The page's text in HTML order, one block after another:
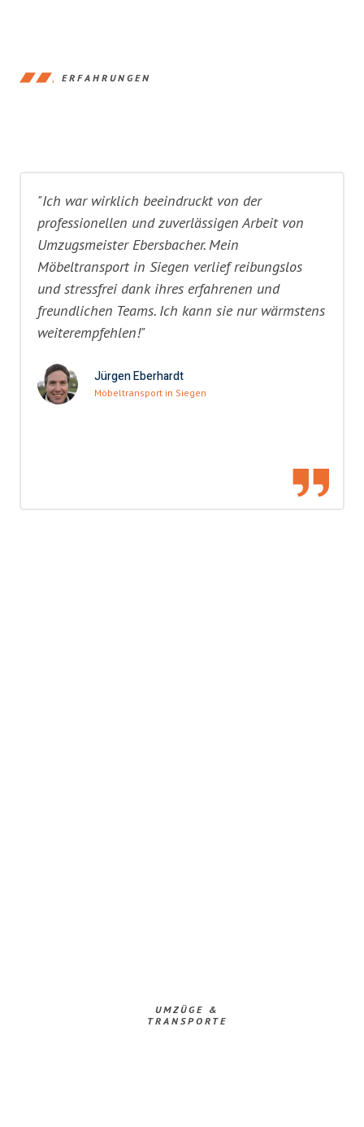
ERFAHRUNGEN
"Ich war wirklich beeindruckt von der
professionellen und zuverlässigen Arbeit von
Umzugsmeister Ebersbacher. Mein
Möbeltransport in Siegen verlief reibungslos
und stressfrei dank ihres erfahrenen und
freundlichen Teams. Ich kann sie nur wärmstens
weiterempfehlen!"
Jürgen Eberhardt
Möbeltransport in Siegen
UMZÜGE &
TRANSPORTE